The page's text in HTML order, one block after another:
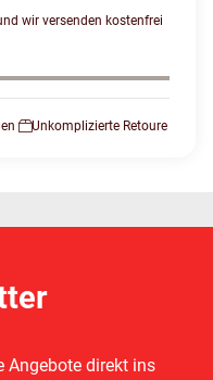
wir versenden kostenfrei
Unkomplizierte Retoure
Angebote direkt ins